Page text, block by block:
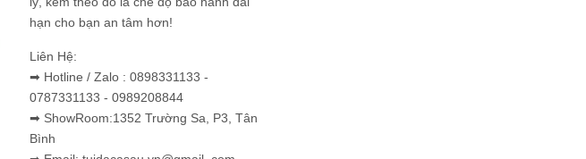
hạn cho bạn an tâm hơn!
Liên Hệ:
➡ Hotline / Zalo : 0898331133 -
0787331133 - 0989208844
➡ ShowRoom:1352 Trường Sa, P3, Tân
Bình